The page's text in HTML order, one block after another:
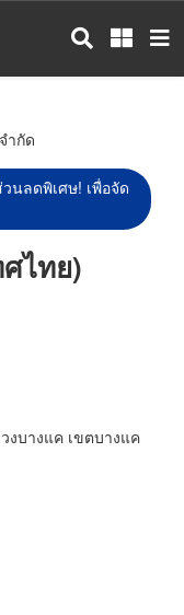
ำกัด
นลดพิเศษ! เพื่อจัด
ไทย)
งบางแค เขตบางแค